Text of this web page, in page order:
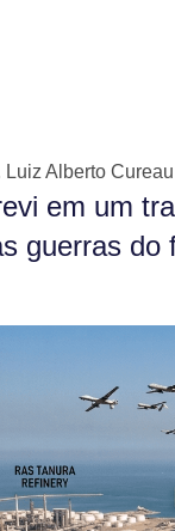
Luiz Alberto
em um
guerras do